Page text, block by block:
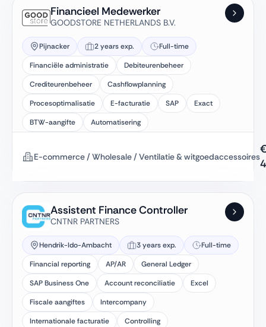
Financieel Medewerker
GOODSTORE NETHERLANDS B.V.
Pijnacker 2 years exp.
Full-time
Financiële administratie
Debiteurenbeheer
Crediteurenbeheer
Cashflowplanning
Procesoptimalisatie
E-facturatie SAP
Exact
BTW-aangifte
Automatisering
E-commerce / Wholesale / Ventilatie & witgoedaccessoires
Assistent Finance Controller
CNTNR PARTNERS
Hendrik-Ido-Ambacht 3 years exp.
Full-time
Financial reporting
AP/AR
General Ledger
SAP Business One
Account reconciliatie
Excel
Fiscale aangiftes
Intercompany
Internationale facturatie
Controlling